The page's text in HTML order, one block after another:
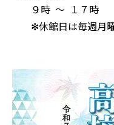
９時 ～ １７時
✻休館日は毎週月曜